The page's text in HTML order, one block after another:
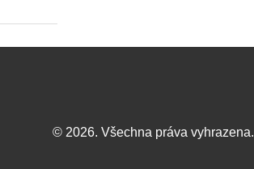
© 2026. Všechna práva vyhrazena.